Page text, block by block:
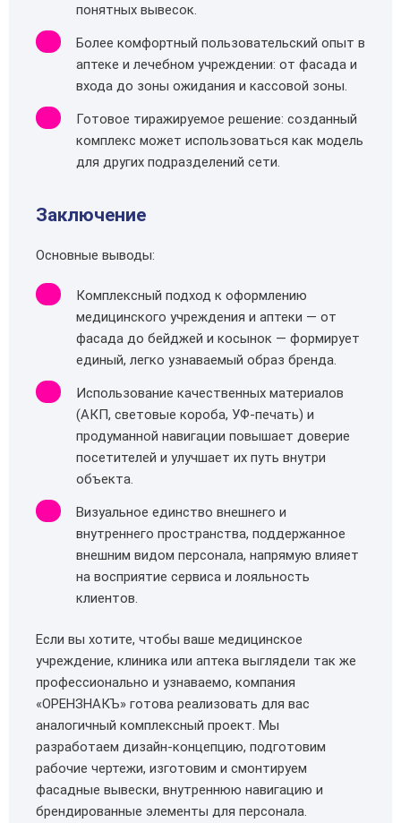
понятных вывесок.
Более комфортный пользовательский опыт в
аптеке и лечебном учреждении: от фасада и
входа до зоны ожидания и кассовой зоны.
Готовое тиражируемое решение: созданный
комплекс может использоваться как модель
для других подразделений сети.
Заключение
Основные выводы:
Комплексный подход к оформлению
медицинского учреждения и аптеки — от
фасада до бейджей и косынок — формирует
единый, легко узнаваемый образ бренда.
Использование качественных материалов
(АКП, световые короба, УФ‑печать) и
продуманной навигации повышает доверие
посетителей и улучшает их путь внутри
объекта.
Визуальное единство внешнего и
внутреннего пространства, поддержанное
внешним видом персонала, напрямую влияет
на восприятие сервиса и лояльность
клиентов.
Если вы хотите, чтобы ваше медицинское
учреждение, клиника или аптека выглядели так же
профессионально и узнаваемо, компания
«ОРЕНЗНАКЪ» готова реализовать для вас
аналогичный комплексный проект. Мы
разработаем дизайн‑концепцию, подготовим
рабочие чертежи, изготовим и смонтируем
фасадные вывески, внутреннюю навигацию и
брендированные элементы для персонала.